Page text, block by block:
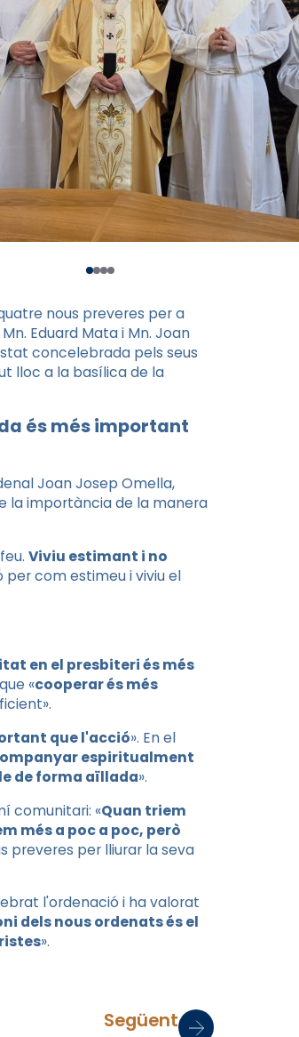
nous preveres per a
Eduard Mata i Mn. Joan
concelebrada pels seus
lloc a la basílica de la
és més important
Joan Josep Omella,
la importància de la manera
Viviu estimant i no
per com estimeu i viviu el
en el presbiteri és més
«cooperar és més
que l'acció». En el
espiritualment
de forma aïllada».
comunitari: «Quan triem
més a poc a poc, però
preveres per lliurar la seva
l'ordenació i ha valorat
dels nous ordenats és el
».
Següent